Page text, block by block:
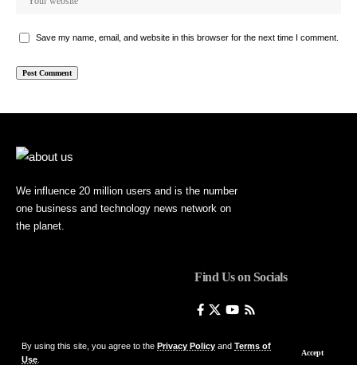
By using this site, you agree to the Privacy Policy and Terms of
Use
Accept
Save my name, email, and website in this browser for the next time I comment.
We influence 20 million users and is the number
one business and technology news network on
the planet.
Find Us on Socials